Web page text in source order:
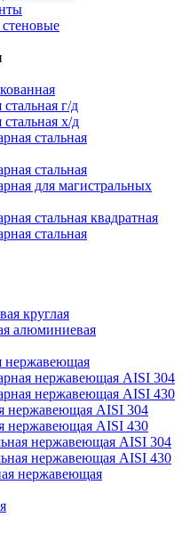
г/д
х/д
стальная
стальная
для магистральных
стальная квадратная
стальная
круглая
алюминиевая
нержавеющая
нержавеющая AISI 304
нержавеющая AISI 430
нержавеющая AISI 304
нержавеющая AISI 430
нержавеющая AISI 304
нержавеющая AISI 430
нержавеющая